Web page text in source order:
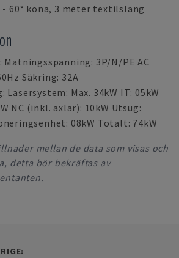
60° kona, 3 meter textilslang
3P/N/PE AC
Säkring: 32A
Max. 34kW IT: 05kW
NC (inkl. axlar): 10kW Utsug:
08kW Totalt: 74kW
mellan de data som visas och
detta bör bekräftas av